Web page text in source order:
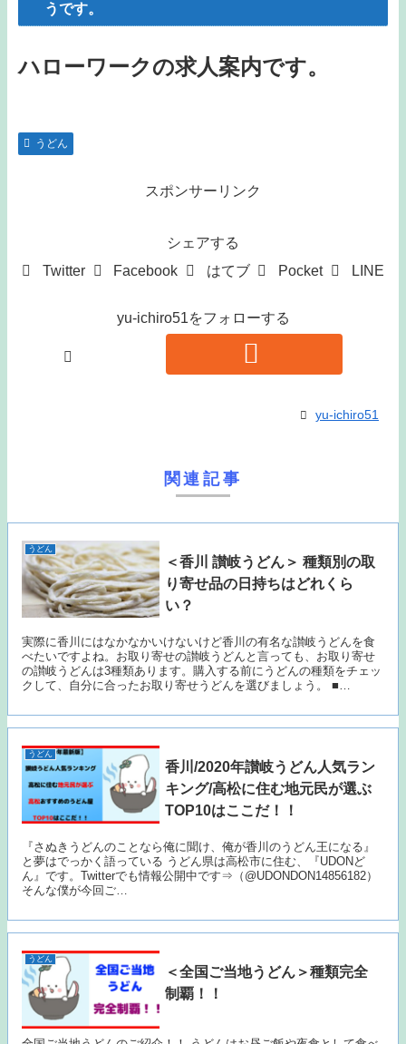
うです。
ハローワークの求人案内です。
うどん
スポンサーリンク
シェアする
Twitter
Facebook はてブ Pocket LINE
yu-ichiro51をフォローする
yu-ichiro51
関連記事
うどん
＜香川 讃岐うどん＞ 種類別の取
り寄せ品の日持ちはどれくら
い？
実際に香川にはなかなかいけないけど香川の有名な讃岐うどんを食
べたいですよね。お取り寄せの讃岐うどんと言っても、お取り寄せ
の讃岐うどんは3種類あります。購入する前にうどんの種類をチェッ
クして、自分に合ったお取り寄せうどんを選びましょう。 ■…
うどん
香川/2020年讃岐うどん人気ラン
キング/高松に住む地元民が選ぶ
TOP10はここだ！！
『さぬきうどんのことなら俺に聞け、俺が香川のうどん王になる』
と夢はでっかく語っている うどん県は高松市に住む、『UDONど
ん』です。Twitterでも情報公開中です⇒（@UDONDON14856182）
そんな僕が今回ご…
うどん
＜全国ご当地うどん＞種類完全
制覇！！